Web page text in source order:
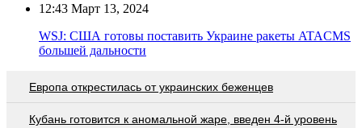
12:43 Март 13, 2024
WSJ: США готовы поставить Украине ракеты ATACMS
большей дальности
Европа открестилась от украинских беженцев
Кубань готовится к аномальной жаре, введен 4-й уровень